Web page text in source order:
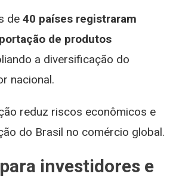
de 40 países registraram
de produtos
a diversificação do
nacional.
reduz riscos econômicos e
do Brasil no comércio global.
investidores e